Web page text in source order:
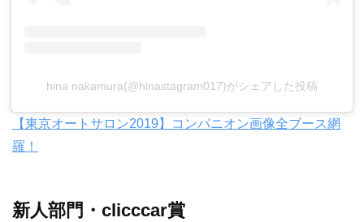
hina nakamura(@hinastagram017)がシェアした投稿
【東京オートサロン2019】コンパニオン画像全ブース網
羅！
新人部門・clicccar賞